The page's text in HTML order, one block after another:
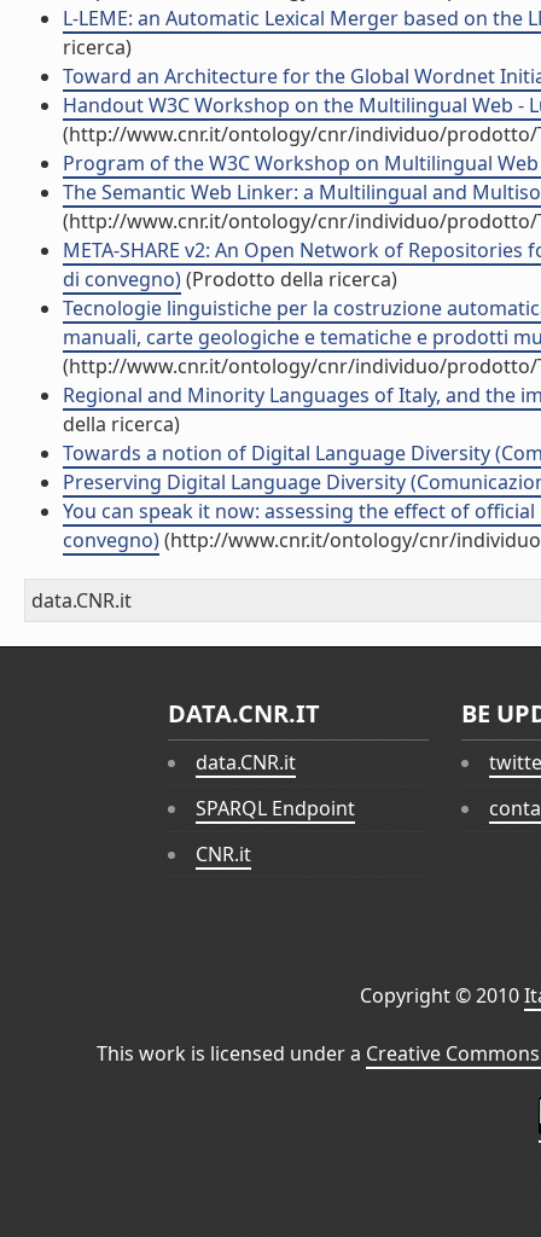
L-LEME: an Automatic Lexical Merger based on
ricerca)
Toward an Architecture for the Global Wordnet
Handout W3C Workshop on the Multilingual Web -
(http://www.cnr.it/ontology/cnr/individuo/prodotto/
Program of the W3C Workshop on Multilingual
The Semantic Web Linker: a Multilingual and
(http://www.cnr.it/ontology/cnr/individuo/prodotto/
META-SHARE v2: An Open Network of
di convegno)(Prodotto della ricerca)
Tecnologie linguistiche per la costruzione
manuali, carte geologiche e tematiche e prodotti
(http://www.cnr.it/ontology/cnr/individuo/prodotto/
Regional and Minority Languages of Italy, and the
della ricerca)
Towards a notion of Digital Language Diversity
Preserving Digital Language Diversity
You can speak it now: assessing the effect of
convegno)(http://www.cnr.it/ontology/cnr/
data.CNR.it
DATA.CNR.IT
data.CNR.it
SPARQL Endpoint
CNR.it
BE
Copyright © 2010
This work is licensed under a Creative